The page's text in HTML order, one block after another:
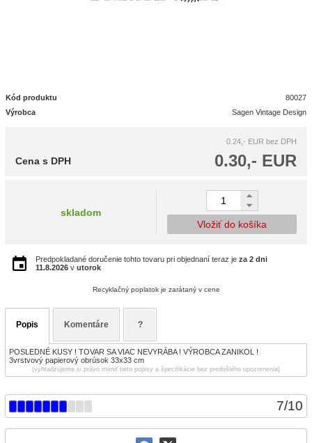
7/10
Kód produktu
80027
Výrobca
Sagen Vintage Design
0.24,- EUR bez DPH
0.30,- EUR
Cena s DPH
skladom
Vložiť do košíka
Predpokladané doručenie tohto tovaru pri objednaní teraz je za 2 dni
11.8.2026 v utorok
Recyklačný poplatok je zarátaný v cene
Popis Komentáre ?
POSLEDNÉ KUSY ! TOVAR SA VIAC NEVYRÁBA ! VÝROBCA ZANIKOL !
3vrstvový papierový obrúsok 33x33 cm
(vyhradzujeme si právo meniť tieto popisy a špecifikácie bez predošlého upozornenia)